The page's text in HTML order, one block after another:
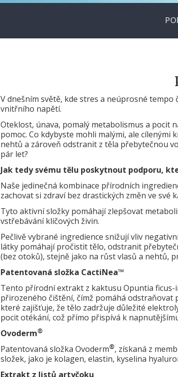
V dnešním světě, kde stres a neúprosné
vnitřního napětí.
Oteklost, únava, pomalý metabolismus a pocit
pomoc. Co kdybyste mohli malými, ale
nehtů a zároveň odstranit z těla přebytečnou
pár let?
Jak tedy svému tělu poskytnout podporu,
Naše jedinečná kombinace přírodních
zachovat si zdraví bez drastických změn ve své
Tyto aktivní složky pomáhají zlepšovat
vstřebávání klíčových živin.
Pečlivě vybrané ingredience snižují vliv
látky pomáhají pročistit tělo, odstranit
(bez otoků), stejně jako na růst vlasů a nehtů,
Patentovaná složka CactiNea™
Tento přírodní extrakt z kaktusu Opuntia
přirozeného čištění, čímž pomáhá
které zajišťuje, že tělo zadržuje důležité
pocit otékání, což přímo přispívá k
Ovoderm®
Patentovaná složka Ovoderm®, získaná z
složek, jako je kolagen, elastin, kyselina
Extrakt z listů artyčoku
Registrací
zásadami